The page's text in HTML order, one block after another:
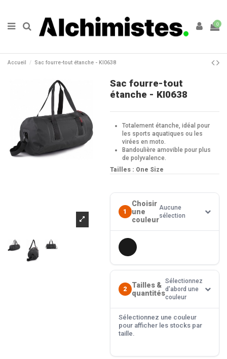
0
Accueil Sac fourre-tout étanche - KI0638
Sac fourre-tout
étanche - KI0638
Totalement étanche, idéal pour
les sports aquatiques ou les
virées en moto.
Bandoulière amovible pour plus
de polyvalence.
Tailles : One Size
1
Choisir
une
couleur
Aucune
sélection
2
Tailles &
quantités
Sélectionnez
d'abord une
couleur
Sélectionnez une couleur
pour afficher les stocks par
taille.